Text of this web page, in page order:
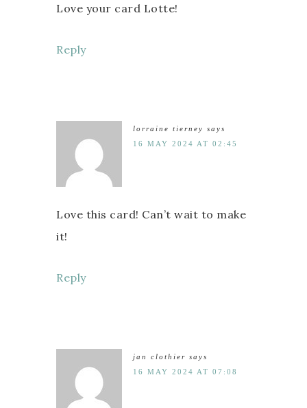
Love your card Lotte!
Reply
lorraine tierney says
16 MAY 2024 AT 02:45
Love this card! Can’t wait to make
it!
Reply
jan clothier says
16 MAY 2024 AT 07:08